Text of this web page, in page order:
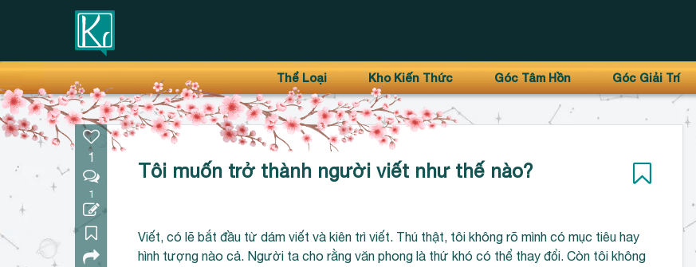
qua
Thanh điều hướng trên
Thể Loại Kho Kiến Thức Góc Tâm Hồn Góc Giải Trí
1
1
Tôi muốn trở thành người viết như thế nào?
Viết, có lẽ bắt đầu từ dám viết và kiên trì viết. Thú thật, tôi không rõ mình có mục tiêu hay
hình tượng nào cả. Người ta cho rằng văn phong là thứ khó có thể thay đổi. Còn tôi không